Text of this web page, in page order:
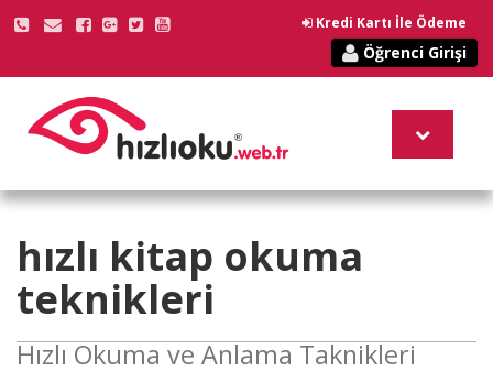
Kredi Kartı İle Ödeme
Öğrenci Girişi
hızlı kitap okuma
teknikleri
Hızlı Okuma ve Anlama Taknikleri